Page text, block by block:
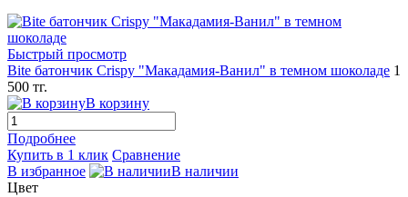
Быстрый просмотр
Bite батончик Crispy "Макадамия-Ванил" в темном шоколаде 1
500 тг.
В корзину
Подробнее
Купить в 1 клик Сравнение
В избранное
В наличии
Цвет